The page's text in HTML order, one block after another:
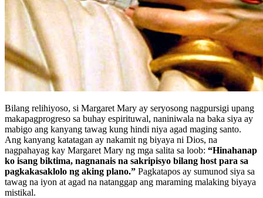
Bilang relihiyoso, si Margaret Mary ay seryosong nagpursigi upang
makapagprogreso sa buhay espirituwal, naniniwala na baka siya ay
mabigo ang kanyang tawag kung hindi niya agad maging santo.
Ang kanyang katatagan ay nakamit ng biyaya ni Dios, na
nagpahayag kay Margaret Mary ng mga salita sa loob: “Hinahanap
ko isang biktima, nagnanais na sakripisyo bilang host para sa
pagkakasaklolo ng aking plano.” Pagkatapos ay sumunod siya sa
tawag na iyon at agad na natanggap ang maraming malaking biyaya
mistikal.